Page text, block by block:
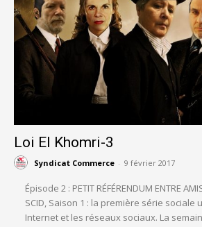
Loi El Khomri-3
Syndicat Commerce - 9 février 2017
Épisode 2 : PETIT RÉFÉRENDUM ENTRE
SCID, Saison 1 : la première série sociale
Internet et les réseaux sociaux. La